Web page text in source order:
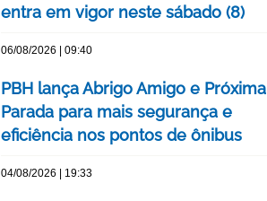
entra em vigor neste sábado (8)
06/08/2026 | 09:40
PBH lança Abrigo Amigo e Próxima
Parada para mais segurança e
eficiência nos pontos de ônibus
04/08/2026 | 19:33